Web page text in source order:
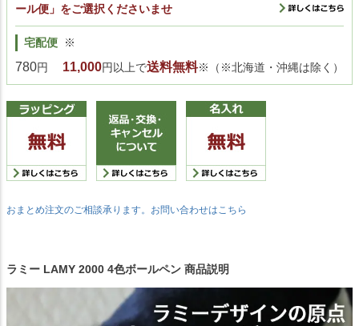
ール便」をご選択くださいませ
宅配便
780円
※
11,000円以上で送料無料※（※北海道・沖縄は除く）
おまとめ注文のご相談承ります。お問い合わせはこちら
ラミー LAMY 2000 4色ボールペン 商品説明